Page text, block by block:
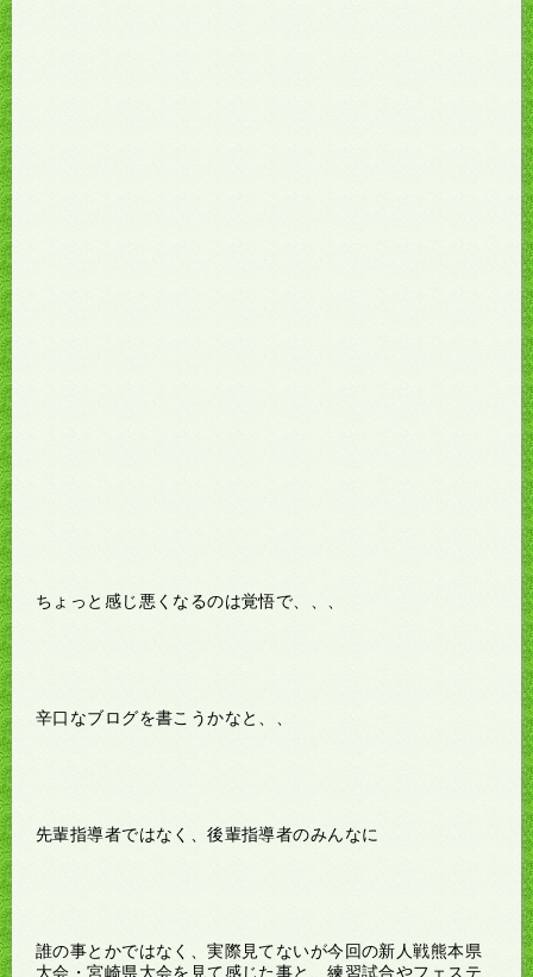
ちょっと感じ悪くなるのは覚悟で、、、
辛口なブログを書こうかなと、、
先輩指導者ではなく、後輩指導者のみんなに
誰の事とかではなく、実際見てないが今回の新人戦熊本県
大会・宮崎県大会を見て感じた事と、練習試合やフェステ